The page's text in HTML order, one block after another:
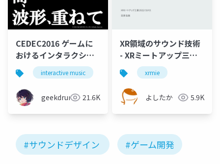
CEDEC2016 ゲームに
おけるインタラクショ
ンのための音楽技術
MAGI 瞬間、波形、重
ねて
interactive music game music
geekdrums 21.6K
XR領域のサウンド技術
- XRミートアップ三重
#3
xrmie
よしたか 5.9K
#サウンドデザイン #ゲーム開発